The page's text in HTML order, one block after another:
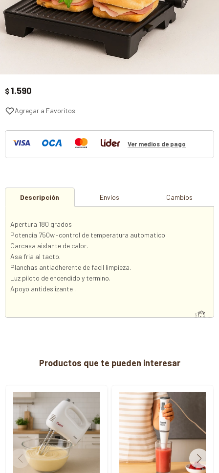
$ 1.590
Ver medios de pago
Descripción Envíos Cambios
Apertura 180 grados
Potencia 750w.-control de temperatura automatico
Carcasa aislante de calor.
Asa fria al tacto.
Planchas antiadherente de facil limpieza.
Luz piloto de encendido y termino.
Apoyo antideslizante .
Productos que te pueden interesar